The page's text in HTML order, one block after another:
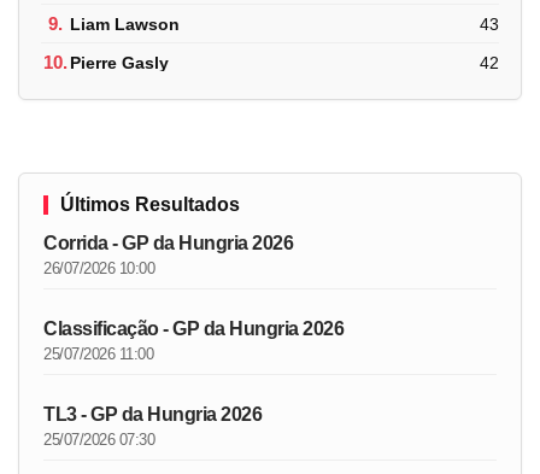
9. Liam Lawson 43
10.Pierre Gasly 42
Últimos Resultados
Corrida - GP da Hungria 2026
26/07/2026 10:00
Classificação - GP da Hungria 2026
25/07/2026 11:00
TL3 - GP da Hungria 2026
25/07/2026 07:30